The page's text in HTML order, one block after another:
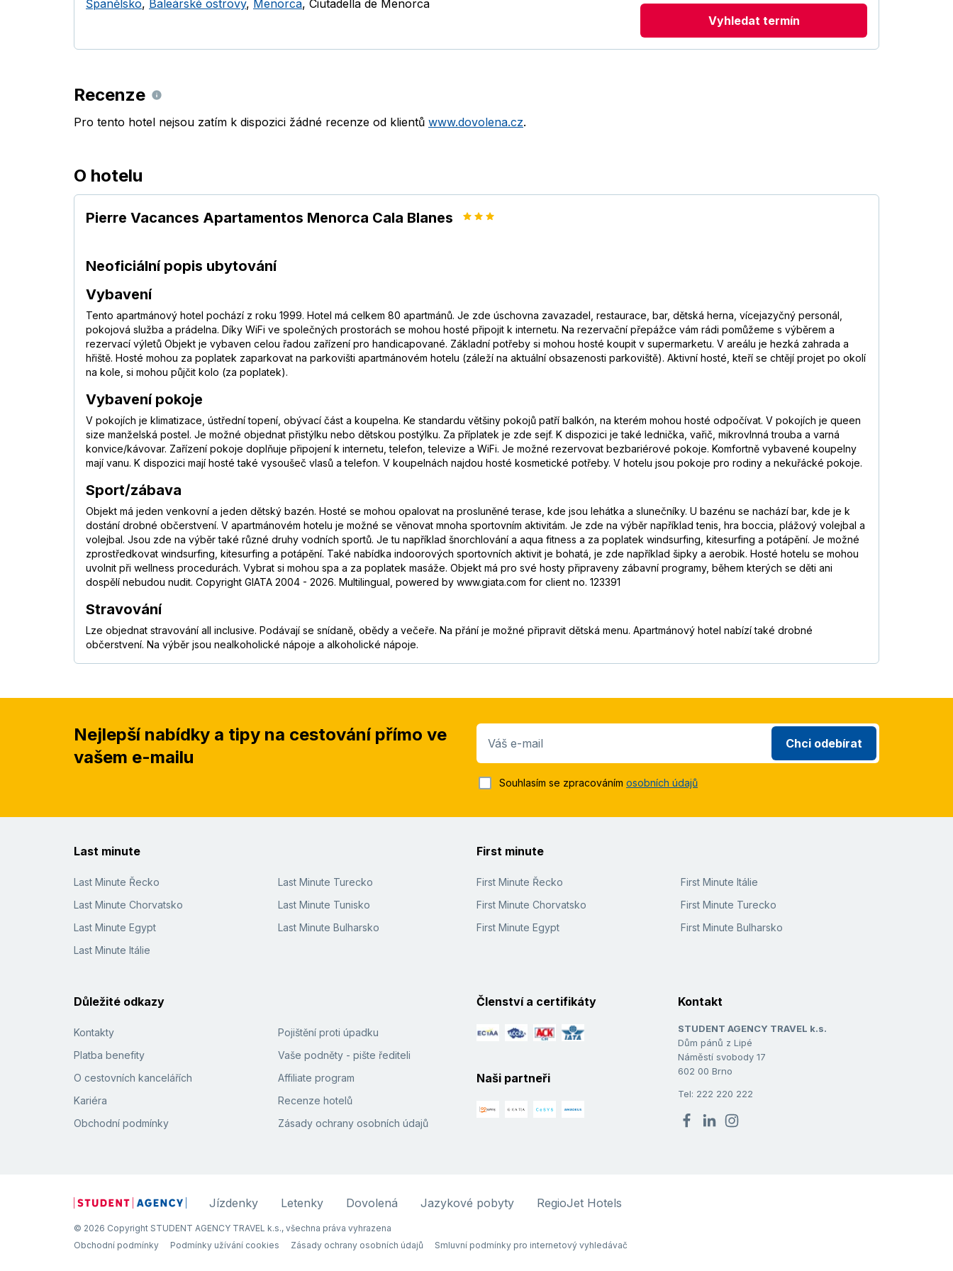
Španělsko, Baleárské ostrovy, Menorca, Ciutadella de Menorca
Vyhledat termín
Recenze
Pro tento hotel nejsou zatím k dispozici žádné recenze od klientů www.dovolena.cz.
O hotelu
Pierre Vacances Apartamentos Menorca Cala Blanes
Neoficiální popis ubytování
Vybavení
Tento apartmánový hotel pochází z roku 1999. Hotel má celkem 80 apartmánů. Je zde úschovna zavazadel, restaurace, bar, dětská herna, vícejazyčný personál,
pokojová služba a prádelna. Díky WiFi ve společných prostorách se mohou hosté připojit k internetu. Na rezervační přepážce vám rádi pomůžeme s výběrem a
rezervací výletů Objekt je vybaven celou řadou zařízení pro handicapované. Základní potřeby si mohou hosté koupit v supermarketu. V areálu je hezká zahrada a
hřiště. Hosté mohou za poplatek zaparkovat na parkovišti apartmánovém hotelu (záleží na aktuální obsazenosti parkoviště). Aktivní hosté, kteří se chtějí projet po okolí
na kole, si mohou půjčit kolo (za poplatek).
Vybavení pokoje
V pokojích je klimatizace, ústřední topení, obývací část a koupelna. Ke standardu většiny pokojů patří balkón, na kterém mohou hosté odpočívat. V pokojích je queen
size manželská postel. Je možné objednat přistýlku nebo dětskou postýlku. Za příplatek je zde sejf. K dispozici je také lednička, vařič, mikrovlnná trouba a varná
konvice/kávovar. Zařízení pokoje doplňuje připojení k internetu, telefon, televize a WiFi. Je možné rezervovat bezbariérové pokoje. Komfortně vybavené koupelny
mají vanu. K dispozici mají hosté také vysoušeč vlasů a telefon. V koupelnách najdou hosté kosmetické potřeby. V hotelu jsou pokoje pro rodiny a nekuřácké pokoje.
Sport/zábava
Objekt má jeden venkovní a jeden dětský bazén. Hosté se mohou opalovat na prosluněné terase, kde jsou lehátka a slunečníky. U bazénu se nachází bar, kde je k
dostání drobné občerstvení. V apartmánovém hotelu je možné se věnovat mnoha sportovním aktivitám. Je zde na výběr například tenis, hra boccia, plážový volejbal a
volejbal. Jsou zde na výběr také různé druhy vodních sportů. Je tu například šnorchlování a aqua fitness a za poplatek windsurfing, kitesurfing a potápění. Je možné
zprostředkovat windsurfing, kitesurfing a potápění. Také nabídka indoorových sportovních aktivit je bohatá, je zde například šipky a aerobik. Hosté hotelu se mohou
uvolnit při wellness procedurách. Vybrat si mohou spa a za poplatek masáže. Objekt má pro své hosty připraveny zábavní programy, během kterých se děti ani
dospělí nebudou nudit. Copyright GIATA 2004 - 2026. Multilingual, powered by www.giata.com for client no. 123391
Stravování
Lze objednat stravování all inclusive. Podávají se snídaně, obědy a večeře. Na přání je možné připravit dětská menu. Apartmánový hotel nabízí také drobné
občerstvení. Na výběr jsou nealkoholické nápoje a alkoholické nápoje.
Nejlepší nabídky a tipy na cestování přímo ve
vašem e-mailu
Váš e-mail Chci odebírat
Souhlasím se zpracováním osobních údajů
Last minute
Last Minute Řecko
Last Minute Chorvatsko
Last Minute Egypt
Last Minute Itálie
Last Minute Turecko
Last Minute Tunisko
Last Minute Bulharsko
First minute
First Minute Řecko
First Minute Chorvatsko
First Minute Egypt
First Minute Itálie
First Minute Turecko
First Minute Bulharsko
Důležité odkazy
Kontakty
Platba benefity
O cestovních kancelářích
Kariéra
Obchodní podmínky
Pojištění proti úpadku
Vaše podněty - pište řediteli
Affiliate program
Recenze hotelů
Zásady ochrany osobních údajů
Členství a certifikáty
Naši partneři
Kontakt
STUDENT AGENCY TRAVEL k.s.
Dům pánů z Lipé
Náměstí svobody 17
602 00 Brno
Tel: 222 220 222
Jízdenky Letenky Dovolená Jazykové pobyty RegioJet Hotels
© 2026 Copyright STUDENT AGENCY TRAVEL k.s., všechna práva vyhrazena
Obchodní podmínky
Podmínky užívání cookies Zásady ochrany osobních údajů Smluvní podmínky pro internetový vyhledávač